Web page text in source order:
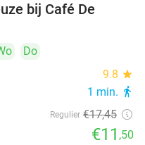
bij Café De
Do
9.8 star
1 min. directions_walk
Regulier €17,45
€11 ,50